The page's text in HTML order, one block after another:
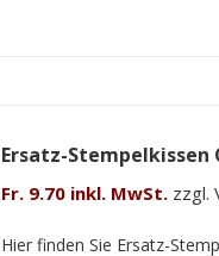
Ersatz-Stempelkissen
Fr. 9.70 inkl. MwSt. zzgl.
Hier finden Sie Ersatz-